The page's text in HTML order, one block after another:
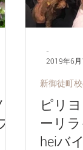
ピリ
ーリ
heiバ
新御徒町
-
2019年6